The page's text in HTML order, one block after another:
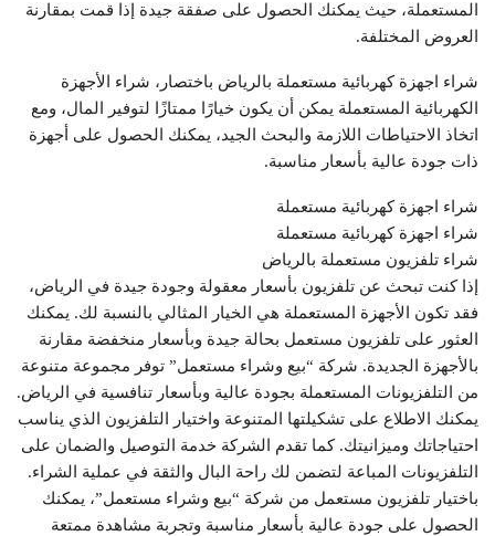
المستعملة، حيث يمكنك الحصول على صفقة جيدة إذا قمت بمقارنة
العروض المختلفة.
شراء اجهزة كهربائية مستعملة بالرياض باختصار، شراء الأجهزة
الكهربائية المستعملة يمكن أن يكون خيارًا ممتازًا لتوفير المال، ومع
اتخاذ الاحتياطات اللازمة والبحث الجيد، يمكنك الحصول على أجهزة
ذات جودة عالية بأسعار مناسبة.
شراء اجهزة كهربائية مستعملة
شراء اجهزة كهربائية مستعملة
شراء تلفزيون مستعملة بالرياض
إذا كنت تبحث عن تلفزيون بأسعار معقولة وجودة جيدة في الرياض،
فقد تكون الأجهزة المستعملة هي الخيار المثالي بالنسبة لك. يمكنك
العثور على تلفزيون مستعمل بحالة جيدة وبأسعار منخفضة مقارنة
بالأجهزة الجديدة. شركة “بيع وشراء مستعمل” توفر مجموعة متنوعة
من التلفزيونات المستعملة بجودة عالية وبأسعار تنافسية في الرياض.
يمكنك الاطلاع على تشكيلتها المتنوعة واختيار التلفزيون الذي يناسب
احتياجاتك وميزانيتك. كما تقدم الشركة خدمة التوصيل والضمان على
التلفزيونات المباعة لتضمن لك راحة البال والثقة في عملية الشراء.
باختيار تلفزيون مستعمل من شركة “بيع وشراء مستعمل”، يمكنك
الحصول على جودة عالية بأسعار مناسبة وتجربة مشاهدة ممتعة